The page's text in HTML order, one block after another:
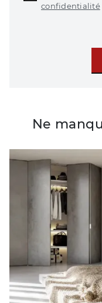
confidentialité
Ne